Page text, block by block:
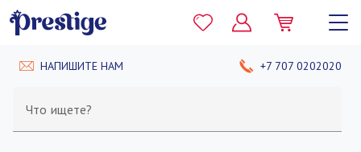
НАПИШИТЕ НАМ +7 707 0202020
Что ищете?